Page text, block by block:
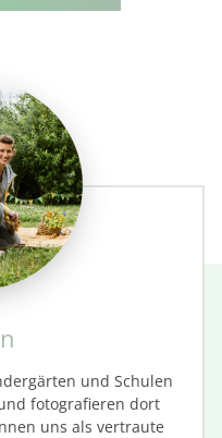
und Schulen
fotografieren dort
uns als vertraute